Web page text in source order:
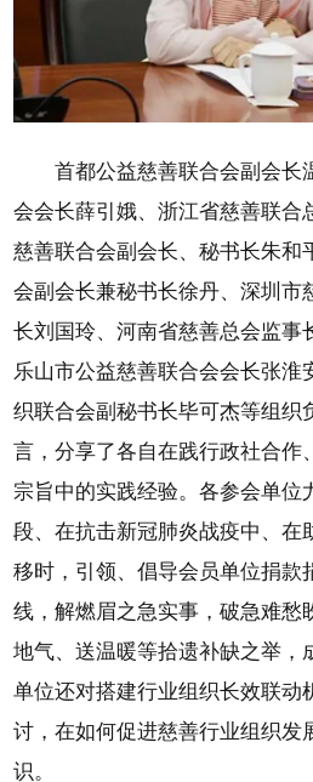
首都公益慈善联合会副会长
会会长薛引娥、浙江省慈善联合
慈善联合会副会长、秘书长朱和
会副会长兼秘书长徐丹、深圳市
长刘国玲、河南省慈善总会监事
乐山市公益慈善联合会会长张淮
织联合会副秘书长毕可杰等组织
言，分享了各自在践行政社合作
宗旨中的实践经验。各参会单位
段、在抗击新冠肺炎战疫中、在
移时，引领、倡导会员单位捐款
线，解燃眉之急实事，破急难愁
地气、送温暖等拾遗补缺之举，
单位还对搭建行业组织长效联动
讨，在如何促进慈善行业组织发
识。